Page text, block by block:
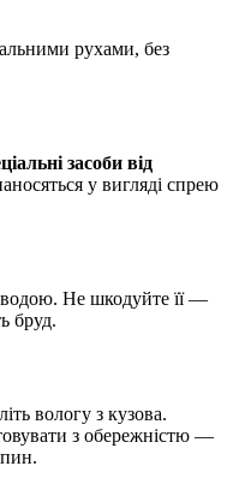
рухами, без
засоби від
у вигляді спрею
Не шкодуйте її —
бруд.
вологу з кузова.
з обережністю —